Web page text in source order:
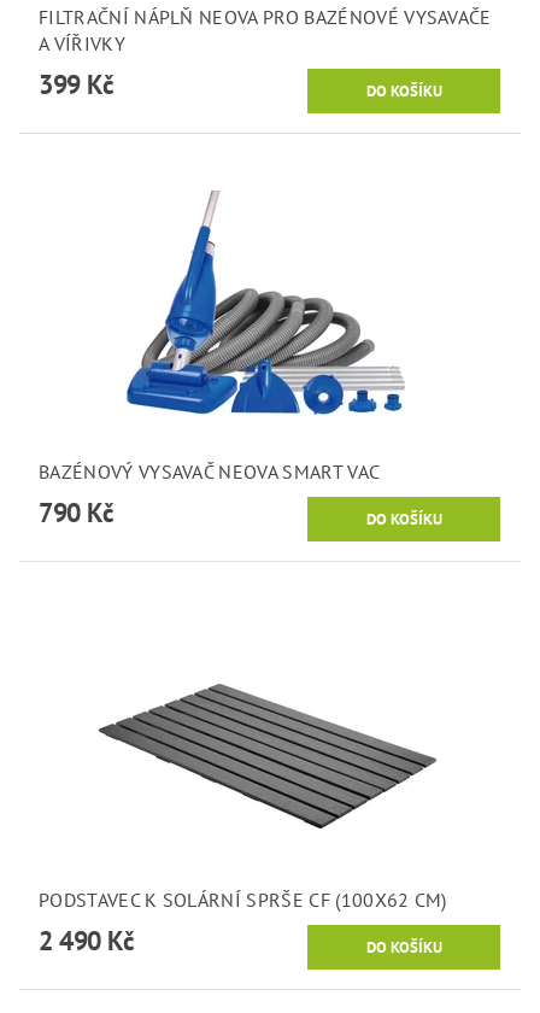
FILTRAČNÍ NÁPLŇ NEOVA PRO BAZÉNOVÉ VYSAVAČE
A VÍŘIVKY
399 Kč
BAZÉNOVÝ VYSAVAČ NEOVA SMART VAC
790 Kč
PODSTAVEC K SOLÁRNÍ SPRŠE CF (100X62 CM)
2 490 Kč